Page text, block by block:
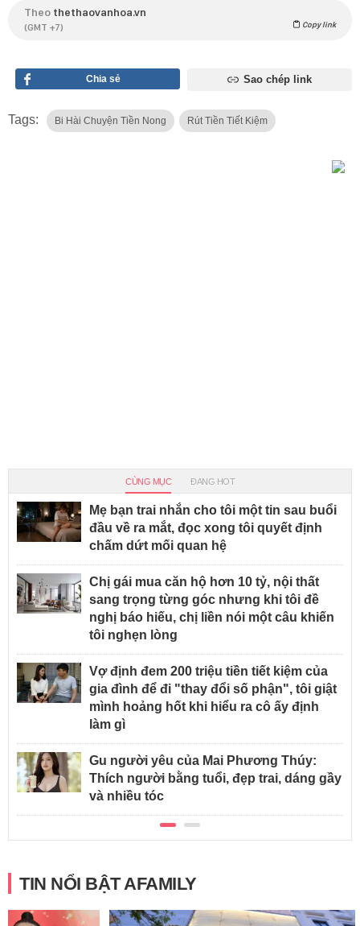
Theo thethaovanhoa.vn
(GMT +7) Copy link
Chia sẻ Sao chép link
Tags: Bi Hài Chuyện Tiền Nong Rút Tiền Tiết Kiệm
CÙNG MỤC ĐANG HOT
Mẹ bạn trai nhắn cho tôi một tin sau buổi
đầu về ra mắt, đọc xong tôi quyết định
chấm dứt mối quan hệ
Chị gái mua căn hộ hơn 10 tỷ, nội thất
sang trọng từng góc nhưng khi tôi đề
nghị báo hiếu, chị liền nói một câu khiến
tôi nghẹn lòng
Vợ định đem 200 triệu tiền tiết kiệm của
gia đình để đi "thay đổi số phận", tôi giật
mình hoảng hốt khi hiểu ra cô ấy định
làm gì
Gu người yêu của Mai Phương Thúy:
Thích người bằng tuổi, đẹp trai, dáng gầy
và nhiều tóc
TIN NỔI BẬT AFAMILY